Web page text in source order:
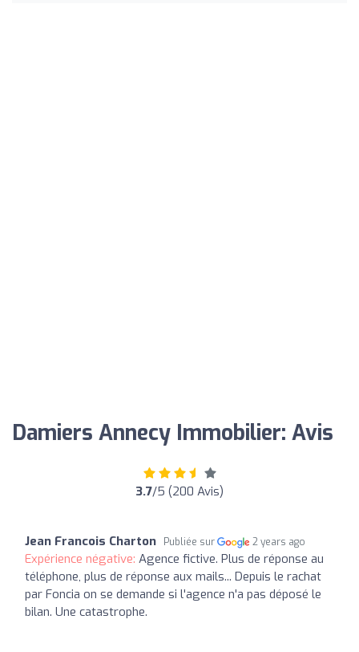
Damiers Annecy Immobilier: Avis
3.7/5 (200 Avis)
Jean Francois Charton Publiée sur 2 years ago
Expérience négative: Agence fictive. Plus de réponse au
téléphone, plus de réponse aux mails... Depuis le rachat
par Foncia on se demande si l'agence n'a pas déposé le
bilan. Une catastrophe.